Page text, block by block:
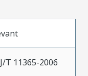
T 11365-2006